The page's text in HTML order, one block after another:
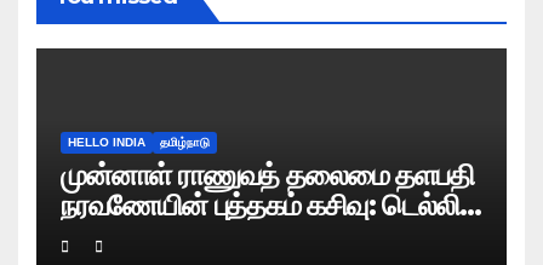
HELLO INDIA தமிழ்நாடு
முன்னாள் ராணுவத் தலைமை தளபதி
நரவணேயின் புத்தகம் கசிவு: டெல்லி
போலிஸ் வழக்குப் பதிவு!